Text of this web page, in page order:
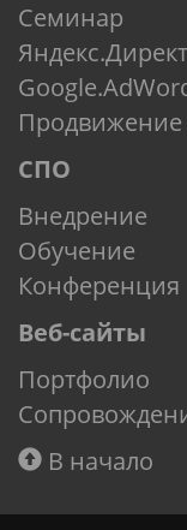
Семинар
Яндекс.Директ
Продвижение
СПО
Внедрение
Обучение
Конференция
Веб-сайты
Портфолио
В начало